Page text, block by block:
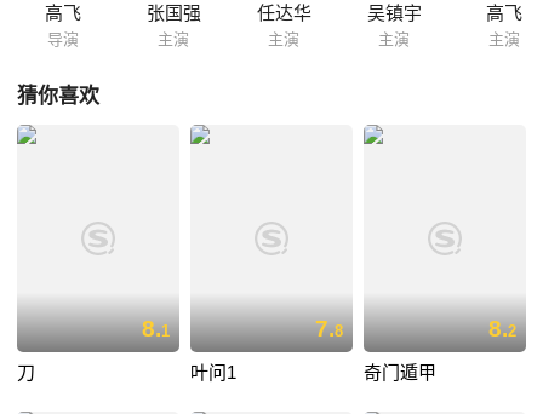
高飞
导演
张国强
主演
任达华
主演
吴镇宇
主演
高飞
主演
猜你喜欢
8.1
刀
7.8
叶问1
8.2
奇门遁甲